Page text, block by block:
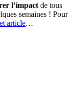
l’impact de tous
semaines ! Pour
article…